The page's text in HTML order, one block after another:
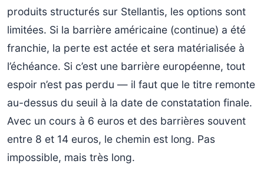
produits structurés sur Stellantis, les options sont
limitées. Si la barrière américaine (continue) a été
franchie, la perte est actée et sera matérialisée à
l’échéance. Si c’est une barrière européenne, tout
espoir n’est pas perdu — il faut que le titre remonte
au-dessus du seuil à la date de constatation finale.
Avec un cours à 6 euros et des barrières souvent
entre 8 et 14 euros, le chemin est long. Pas
impossible, mais très long.